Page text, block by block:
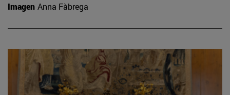
Imagen Anna Fàbrega